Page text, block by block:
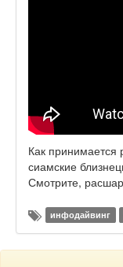
Как принимается
сиамские
Смотрите,
инфодайвинг